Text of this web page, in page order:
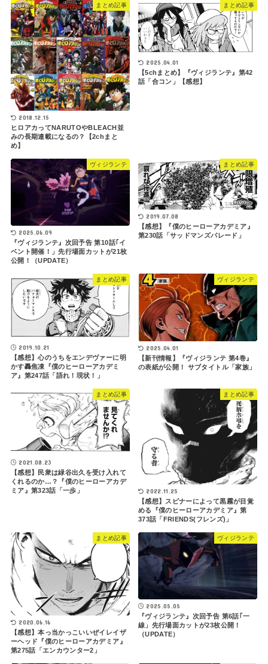
まとめ記事
2018.12.15
ヒロアカってNARUTOやBLEACH並
みの長期連載になるの？【2chまと
め】
まとめ記事
2025.04.01
【5chまとめ】『ヴィジランテ』第42
話「合コン」【感想】
ヴィジランテ
2025.06.09
『ヴィジランテ』次回予告 第10話｢イ
ベント開催！」先行場面カットが21枚
公開！（UPDATE）
まとめ記事
2019.07.08
【感想】『僕のヒーローアカデミア』
第230話「サッドマンズパレード」
まとめ記事
2019.10.21
【感想】心のうちをエンデヴァーに明
かす轟焦凍『僕のヒーローアカデミ
ア』第247話「語れ！現状！」
ヴィジランテ
2025.04.01
【新刊情報】『ヴィジランテ 第4巻』
の表紙が公開！ サブタイトル「家族」
まとめ記事
2021.08.23
【感想】民衆は緑谷出久を受け入れて
くれるのか…？『僕のヒーローアカデ
ミア』第323話「一歩」
まとめ記事
2022.11.25
【感想】スピナーによって黒霧が目覚
める『僕のヒーローアカデミア』第
373話「FRIENDS(フレンズ)」
まとめ記事
2020.06.16
【感想】本っ当かっこいいぜイレイザ
ーヘッド『僕のヒーローアカデミア』
第275話「エンカウンター2」
ヴィジランテ
2025.05.05
『ヴィジランテ』次回予告 第6話｢一
線」先行場面カットが23枚公開！
（UPDATE）